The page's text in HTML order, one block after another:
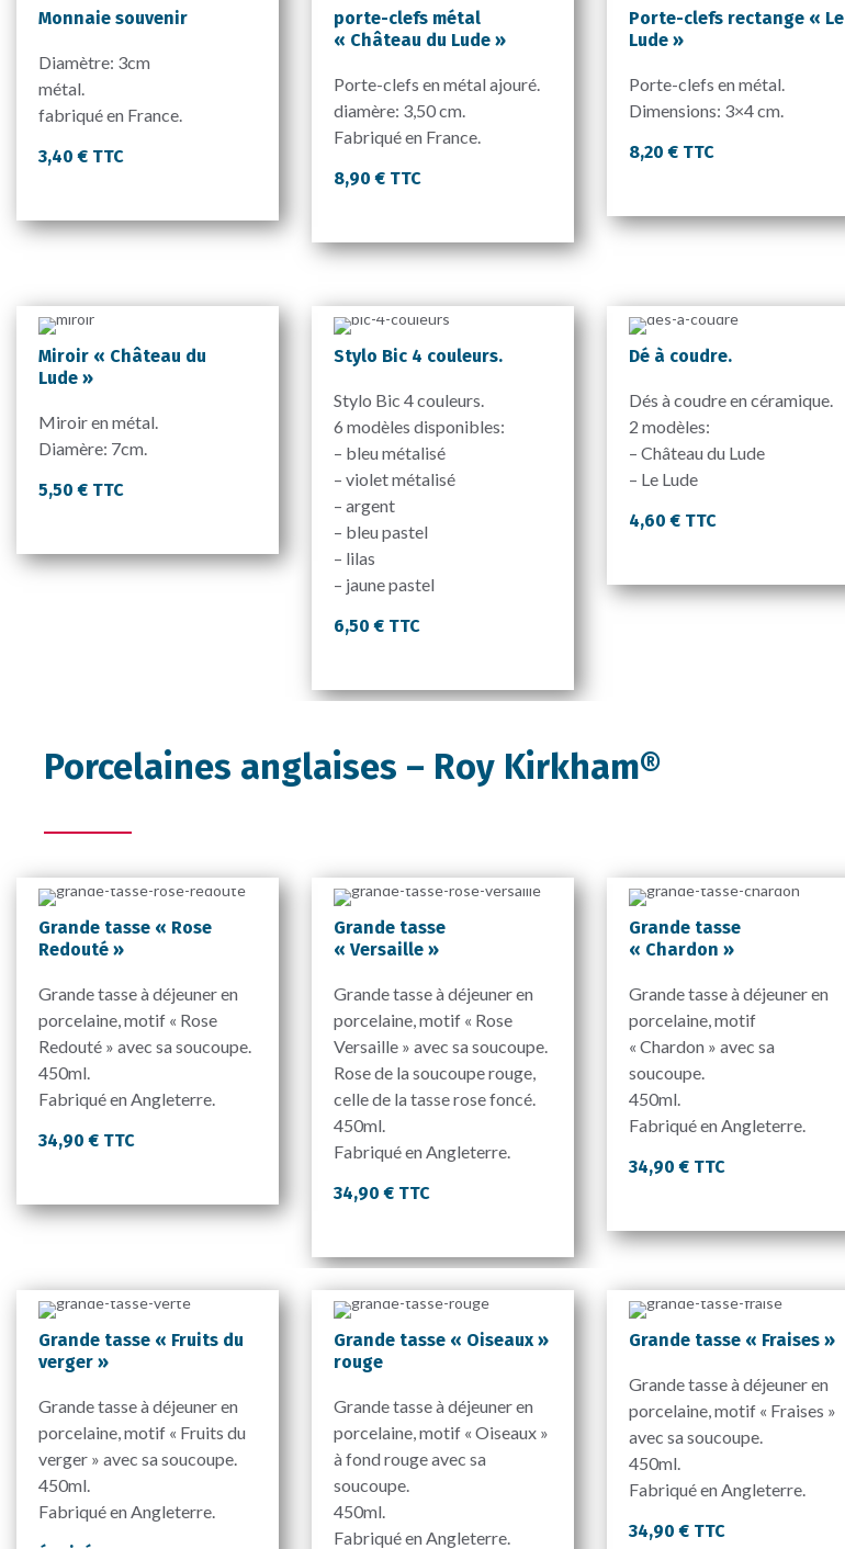
Monnaie souvenir
Diamètre: 3cm
métal.
fabriqué en France.
3,40 € TTC
porte-clefs métal
« Château du Lude »
Porte-clefs en métal ajouré.
diamère: 3,50 cm.
Fabriqué en France.
8,90 € TTC
Porte-clefs rectange « Le
Lude »
Porte-clefs en métal.
Dimensions: 3×4 cm.
8,20 € TTC
Miroir « Château du
Lude »
Miroir en métal.
Diamère: 7cm.
5,50 € TTC
Stylo Bic 4 couleurs.
Stylo Bic 4 couleurs.
6 modèles disponibles:
– bleu métalisé
– violet métalisé
– argent
– bleu pastel
– lilas
– jaune pastel
6,50 € TTC
Dé à coudre.
Dés à coudre en céramique.
2 modèles:
– Château du Lude
– Le Lude
4,60 € TTC
Porcelaines anglaises – Roy Kirkham®
Grande tasse « Rose
Redouté »
Grande tasse à déjeuner en
porcelaine, motif « Rose
Redouté » avec sa soucoupe.
450ml.
Fabriqué en Angleterre.
34,90 € TTC
Grande tasse
« Versaille »
Grande tasse à déjeuner en
porcelaine, motif « Rose
Versaille » avec sa soucoupe.
Rose de la soucoupe rouge,
celle de la tasse rose foncé.
450ml.
Fabriqué en Angleterre.
34,90 € TTC
Grande tasse
« Chardon »
Grande tasse à déjeuner en
porcelaine, motif
« Chardon » avec sa
soucoupe.
450ml.
Fabriqué en Angleterre.
34,90 € TTC
Grande tasse « Fruits du
verger »
Grande tasse à déjeuner en
porcelaine, motif « Fruits du
verger » avec sa soucoupe.
450ml.
Fabriqué en Angleterre.
Grande tasse « Oiseaux »
rouge
Grande tasse à déjeuner en
porcelaine, motif « Oiseaux »
à fond rouge avec sa
soucoupe.
450ml.
Fabriqué en Angleterre.
Grande tasse « Fraises »
Grande tasse à déjeuner en
porcelaine, motif « Fraises »
avec sa soucoupe.
450ml.
Fabriqué en Angleterre.
34,90 € TTC